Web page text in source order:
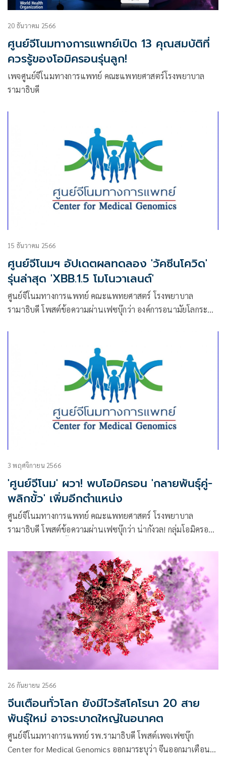
20 ธันวาคม 2566
ศูนย์จีโนมทางการแพทย์เปิด 13 คุณสมบัติที่
ควรรู้ของโอมิครอนรุ่นลูก!
เพจศูนย์จีโนมทางการแพทย์ คณะแพทยศาสตร์โรงพยาบาล
รามาธิบดี
15 ธันวาคม 2566
ศูนย์จีโนมฯ อัปเดตผลทดลอง 'วัคซีนโควิด'
รุ่นล่าสุด 'XBB.1.5 โมโนวาเลนต์'
ศูนย์จีโนมทางการแพทย์ คณะแพทยศาสตร์ โรงพยาบาล
รามาธิบดี โพสต์ข้อความผ่านเฟซบุ๊กว่า องค์การอนามัยโลกระบุ
3 พฤศจิกายน 2566
'ศูนย์จีโนม' ผวา! พบโอมิครอน 'กลายพันธุ์คู่-
พลิกขั้ว' เพิ่มอีกตำแหน่ง
ศูนย์จีโนมทางการแพทย์ คณะแพทยศาสตร์ โรงพยาบาล
รามาธิบดี โพสต์ข้อความผ่านเฟซบุ๊กว่า น่ากังวล! กลุ่มโอมิครอน
26 กันยายน 2566
จีนเตือนทั่วโลก ยังมีไวรัสโคโรนา 20 สาย
พันธุ์ใหม่ อาจระบาดใหญ่ในอนาคต
ศูนย์จีโนมทางการแพทย์ รพ.รามาธิบดี โพสต์เพจเฟซบุ๊ก
Center for Medical Genomics ออกมาระบุว่า จีนออกมาเตือน